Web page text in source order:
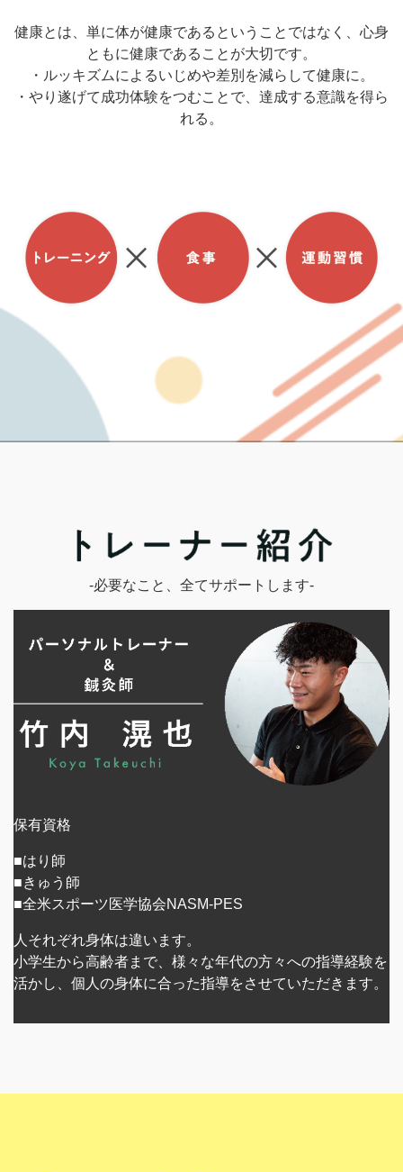
健康とは、単に体が健康であるということではなく、心身
ともに健康であることが大切です。
・ルッキズムによるいじめや差別を減らして健康に。
・やり遂げて成功体験をつむことで、達成する意識を得ら
れる。
-必要なこと、全てサポートします-
保有資格
■はり師
■きゅう師
■全米スポーツ医学協会NASM-PES
人それぞれ身体は違います。
小学生から高齢者まで、様々な年代の方々への指導経験を
活かし、個人の身体に合った指導をさせていただきます。